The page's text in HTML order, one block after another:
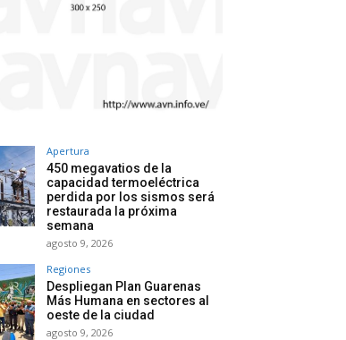
Apertura
450 megavatios de la
capacidad termoeléctrica
perdida por los sismos será
restaurada la próxima
semana
agosto 9, 2026
Regiones
Despliegan Plan Guarenas
Más Humana en sectores al
oeste de la ciudad
agosto 9, 2026